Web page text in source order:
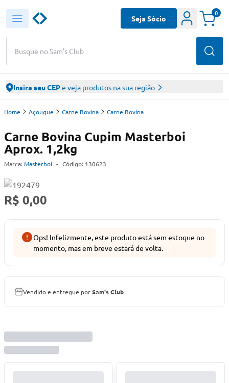
Busque no Sam's Club
Seja Sócio
0
Insira seu CEPe veja produtos na sua região
Home Açougue Carne Bovina Carne Bovina
Carne Bovina Cupim Masterboi
Aprox. 1,2kg
Marca: Masterboi - Código: 130623
R$ 0,00
Ops! Infelizmente, este produto está sem estoque no
momento, mas em breve estará de volta.
Vendido e entregue porSam's Club